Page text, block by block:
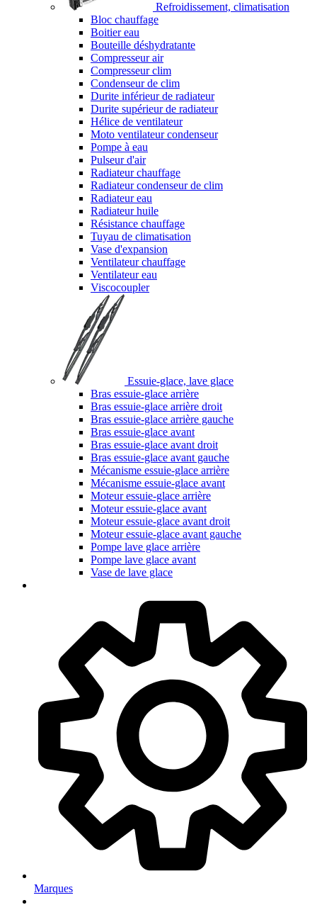
Refroidissement, climatisation
Bloc chauffage
Boitier eau
Bouteille déshydratante
Compresseur air
Compresseur clim
Condenseur de clim
Durite inférieur de radiateur
Durite supérieur de radiateur
Hélice de ventilateur
Moto ventilateur condenseur
Pompe à eau
Pulseur d'air
Radiateur chauffage
Radiateur condenseur de clim
Radiateur eau
Radiateur huile
Résistance chauffage
Tuyau de climatisation
Vase d'expansion
Ventilateur chauffage
Ventilateur eau
Viscocoupler
Essuie-glace, lave glace
Bras essuie-glace arrière
Bras essuie-glace arrière droit
Bras essuie-glace arrière gauche
Bras essuie-glace avant
Bras essuie-glace avant droit
Bras essuie-glace avant gauche
Mécanisme essuie-glace arrière
Mécanisme essuie-glace avant
Moteur essuie-glace arrière
Moteur essuie-glace avant
Moteur essuie-glace avant droit
Moteur essuie-glace avant gauche
Pompe lave glace arrière
Pompe lave glace avant
Vase de lave glace
Marques